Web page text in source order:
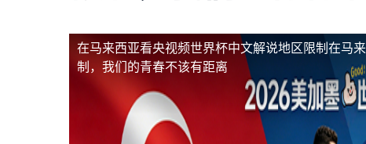
在马来西亚看央视频世界杯中文解说地区限制 在马
制，我们的青春不该有距离